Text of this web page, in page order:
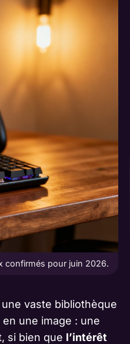
confirmés pour juin 2026.
une vaste bibliothèque
une image : une
si bien que l’intérêt